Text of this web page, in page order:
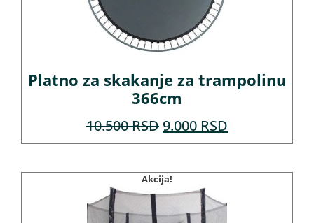
Platno za skakanje za trampolinu
366cm
10.500RSD 9.000 RSD
Akcija!